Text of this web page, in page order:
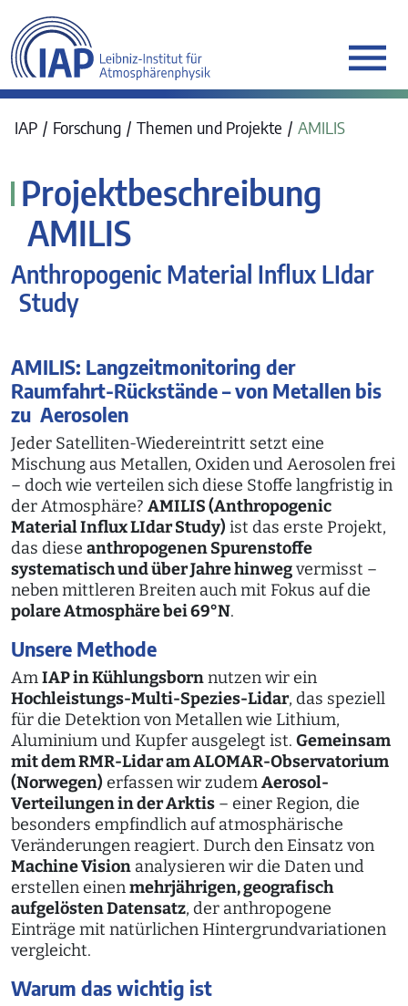
IAP Forschung Themen und Projekte AMILIS
Projektbeschreibung
AMILIS
Anthropogenic Material Influx LIdar
Study
AMILIS: Langzeitmonitoring der
Raumfahrt-Rückstände – von Metallen bis
zu Aerosolen
Jeder Satelliten-Wiedereintritt setzt eine
Mischung aus Metallen, Oxiden und Aerosolen frei
– doch wie verteilen sich diese Stoffe langfristig in
der Atmosphäre? AMILIS (Anthropogenic
Material Influx LIdar Study) ist das erste Projekt,
das diese anthropogenen Spurenstoffe
systematisch und über Jahre hinwegvermisst –
neben mittleren Breiten auch mit Fokus auf die
polare Atmosphäre bei 69°N.
Unsere Methode
AmIAP in Kühlungsbornnutzen wir ein
Hochleistungs-Multi-Spezies-Lidar, das speziell
für die Detektion von Metallen wie Lithium,
Aluminium und Kupfer ausgelegt ist. Gemeinsam
mit dem RMR-Lidar am ALOMAR-Observatorium
(Norwegen) erfassen wir zudemAerosol-
Verteilungen in der Arktis – einer Region, die
besonders empfindlich auf atmosphärische
Veränderungen reagiert. Durch den Einsatz von
Machine Vision analysieren wir die Daten und
erstellen einenmehrjährigen, geografisch
aufgelösten Datensatz, der anthropogene
Einträge mit natürlichen Hintergrundvariationen
vergleicht.
Warum das wichtig ist